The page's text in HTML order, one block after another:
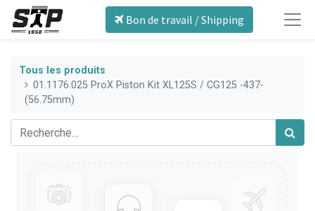
Bon de travail / Shipping
Tous les produits
01.1176.025 ProX Piston Kit XL125S / CG125 -437-
(56.75mm)